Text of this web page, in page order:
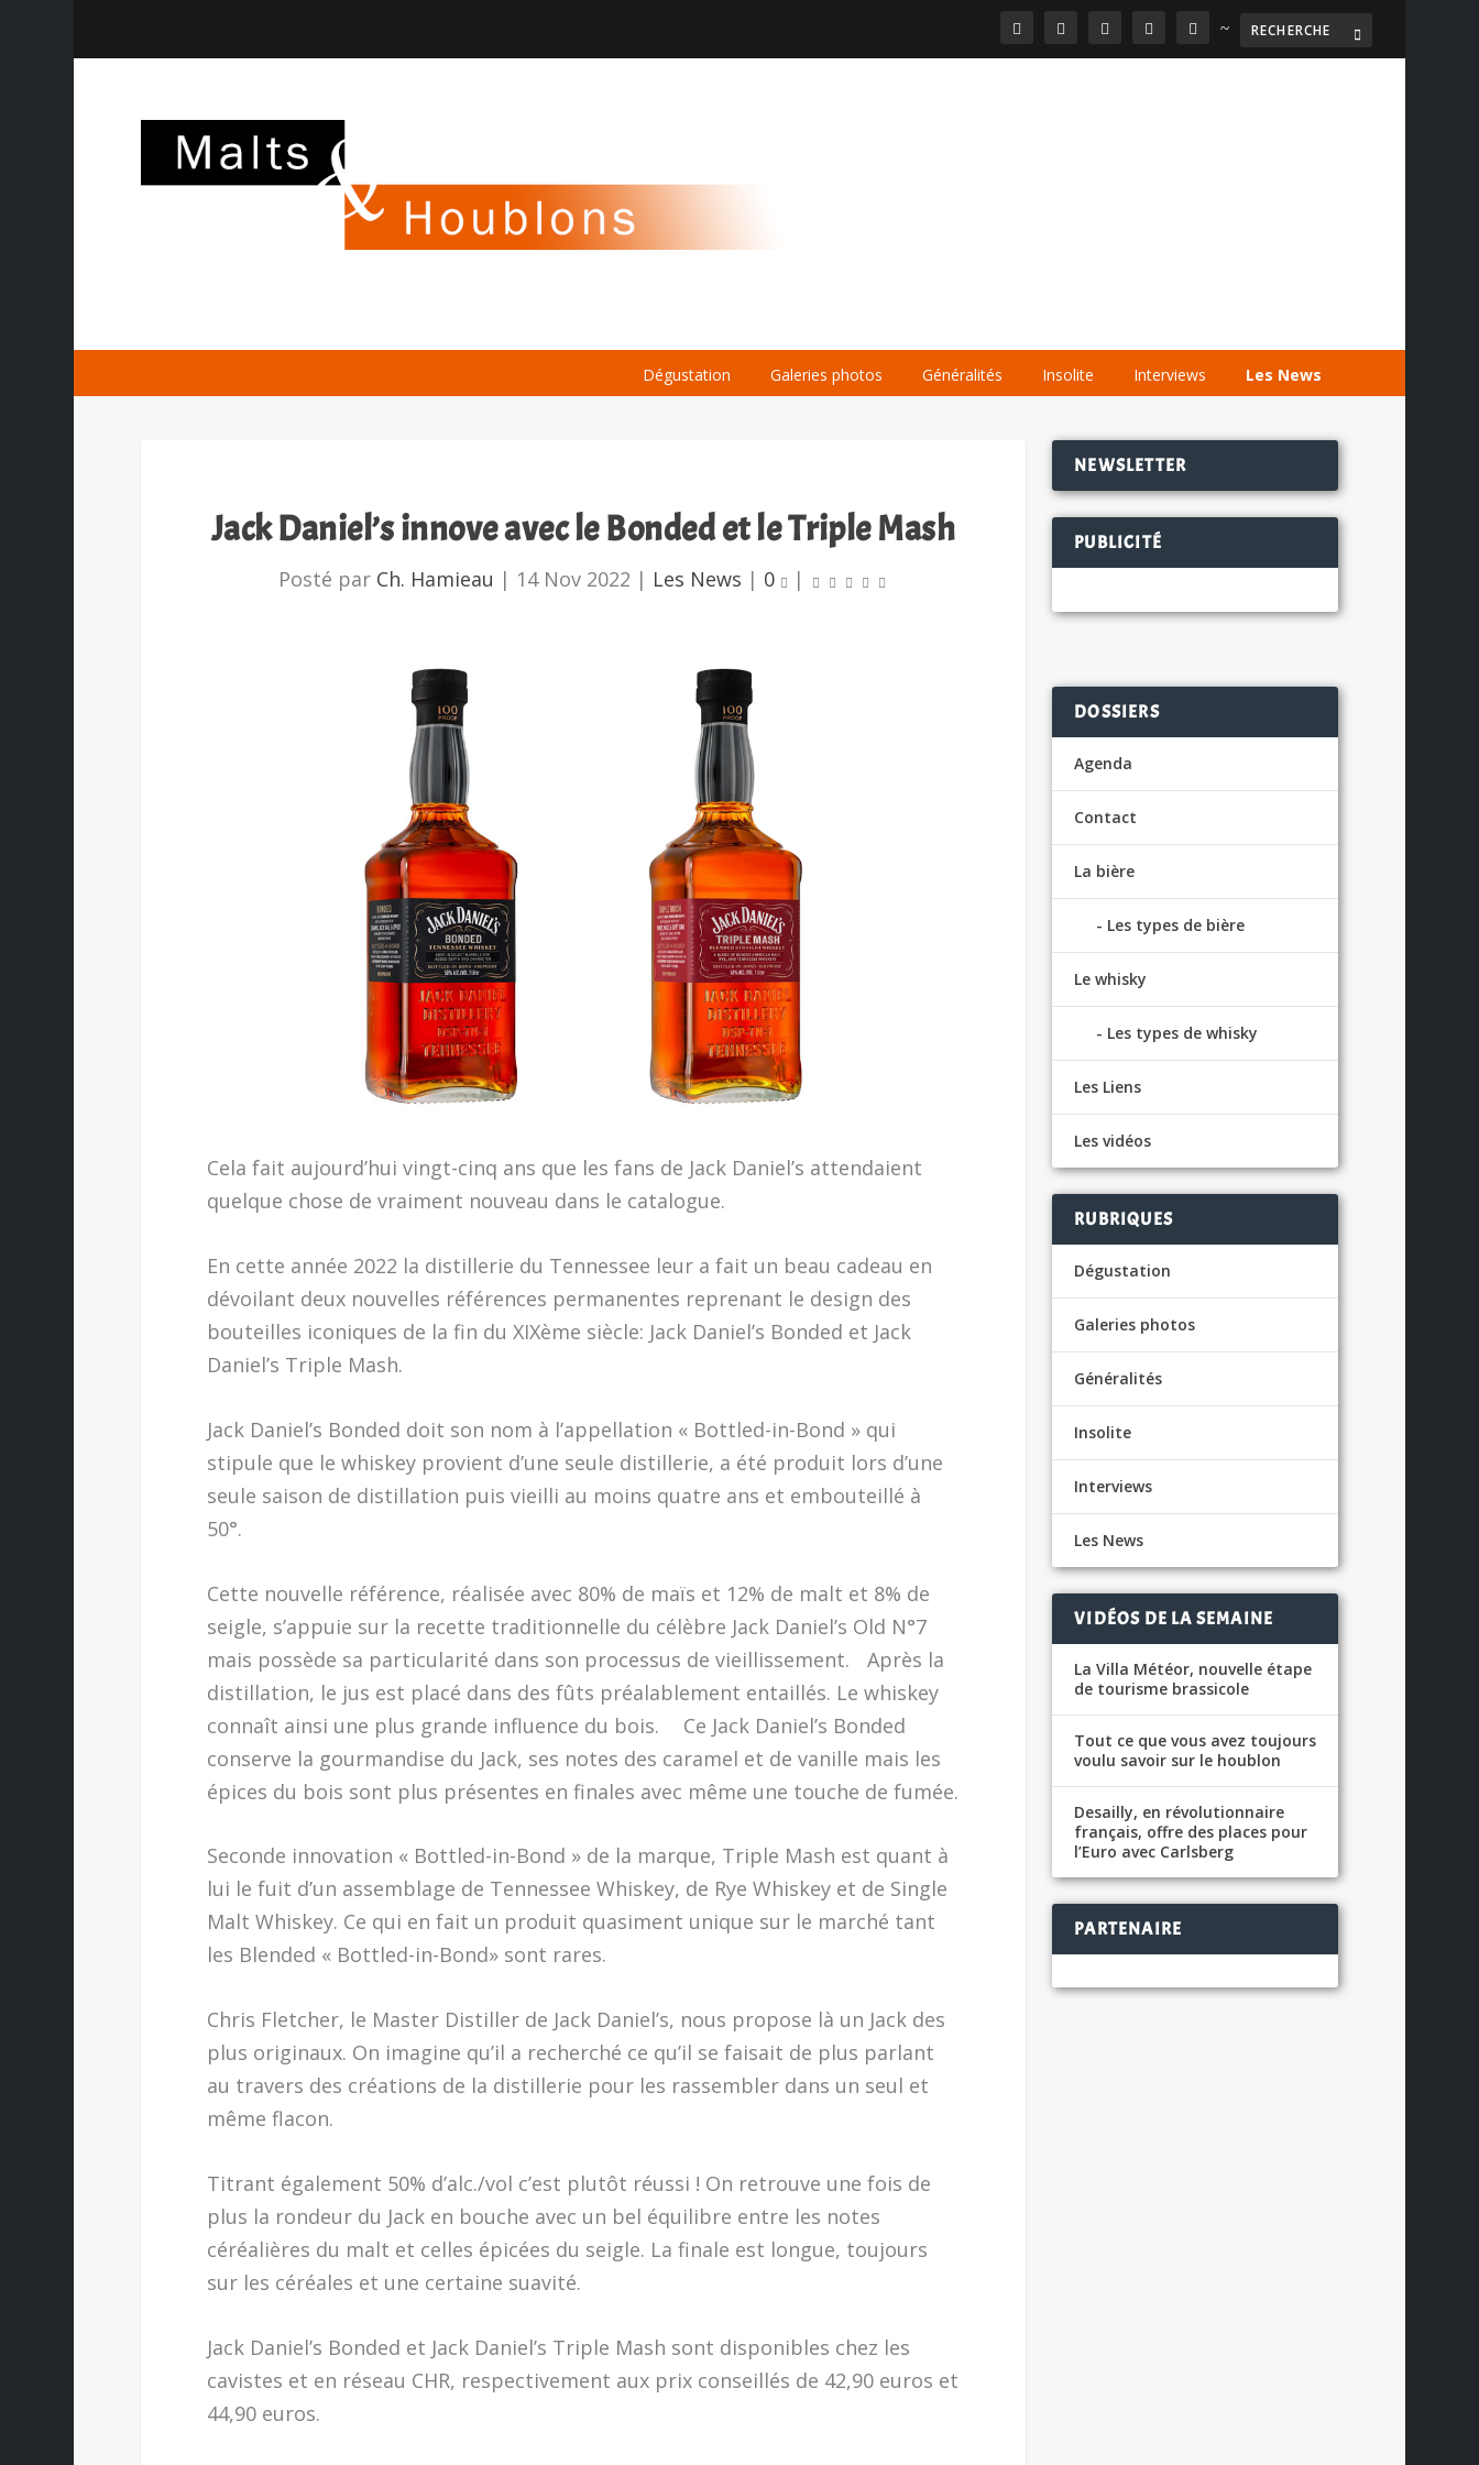
~
Dégustation Galeries photos Généralités Insolite Interviews Les News
Jack Daniel’s innove avec le Bonded et le Triple Mash
Posté par Ch. Hamieau | 14 Nov 2022 | Les News | 0 |
Cela fait aujourd’hui vingt-cinq ans que les fans de Jack Daniel’s attendaient
quelque chose de vraiment nouveau dans le catalogue.
En cette année 2022 la distillerie du Tennessee leur a fait un beau cadeau en
dévoilant deux nouvelles références permanentes reprenant le design des
bouteilles iconiques de la fin du XIXème siècle: Jack Daniel’s Bonded et Jack
Daniel’s Triple Mash.
Jack Daniel’s Bonded doit son nom à l’appellation « Bottled-in-Bond » qui
stipule que le whiskey provient d’une seule distillerie, a été produit lors d’une
seule saison de distillation puis vieilli au moins quatre ans et embouteillé à
50°.
Cette nouvelle référence, réalisée avec 80% de maïs et 12% de malt et 8% de
seigle, s’appuie sur la recette traditionnelle du célèbre Jack Daniel’s Old N°7
mais possède sa particularité dans son processus de vieillissement. Après la
distillation, le jus est placé dans des fûts préalablement entaillés. Le whiskey
connaît ainsi une plus grande influence du bois. Ce Jack Daniel’s Bonded
conserve la gourmandise du Jack, ses notes des caramel et de vanille mais les
épices du bois sont plus présentes en finales avec même une touche de fumée.
Seconde innovation « Bottled-in-Bond » de la marque, Triple Mash est quant à
lui le fuit d’un assemblage de Tennessee Whiskey, de Rye Whiskey et de Single
Malt Whiskey. Ce qui en fait un produit quasiment unique sur le marché tant
les Blended « Bottled-in-Bond» sont rares.
Chris Fletcher, le Master Distiller de Jack Daniel’s, nous propose là un Jack des
plus originaux. On imagine qu’il a recherché ce qu’il se faisait de plus parlant
au travers des créations de la distillerie pour les rassembler dans un seul et
même flacon.
Titrant également 50% d’alc./vol c’est plutôt réussi ! On retrouve une fois de
plus la rondeur du Jack en bouche avec un bel équilibre entre les notes
céréalières du malt et celles épicées du seigle. La finale est longue, toujours
sur les céréales et une certaine suavité.
Jack Daniel’s Bonded et Jack Daniel’s Triple Mash sont disponibles chez les
cavistes et en réseau CHR, respectivement aux prix conseillés de 42,90 euros et
44,90 euros.
NEWSLETTER
PUBLICITÉ
DOSSIERS
Agenda
Contact
La bière
Les types de bière
Le whisky
Les types de whisky
Les Liens
Les vidéos
RUBRIQUES
Dégustation
Galeries photos
Généralités
Insolite
Interviews
Les News
VIDÉOS DE LA SEMAINE
La Villa Météor, nouvelle étape
de tourisme brassicole
Tout ce que vous avez toujours
voulu savoir sur le houblon
Desailly, en révolutionnaire
français, offre des places pour
l’Euro avec Carlsberg
PARTENAIRE